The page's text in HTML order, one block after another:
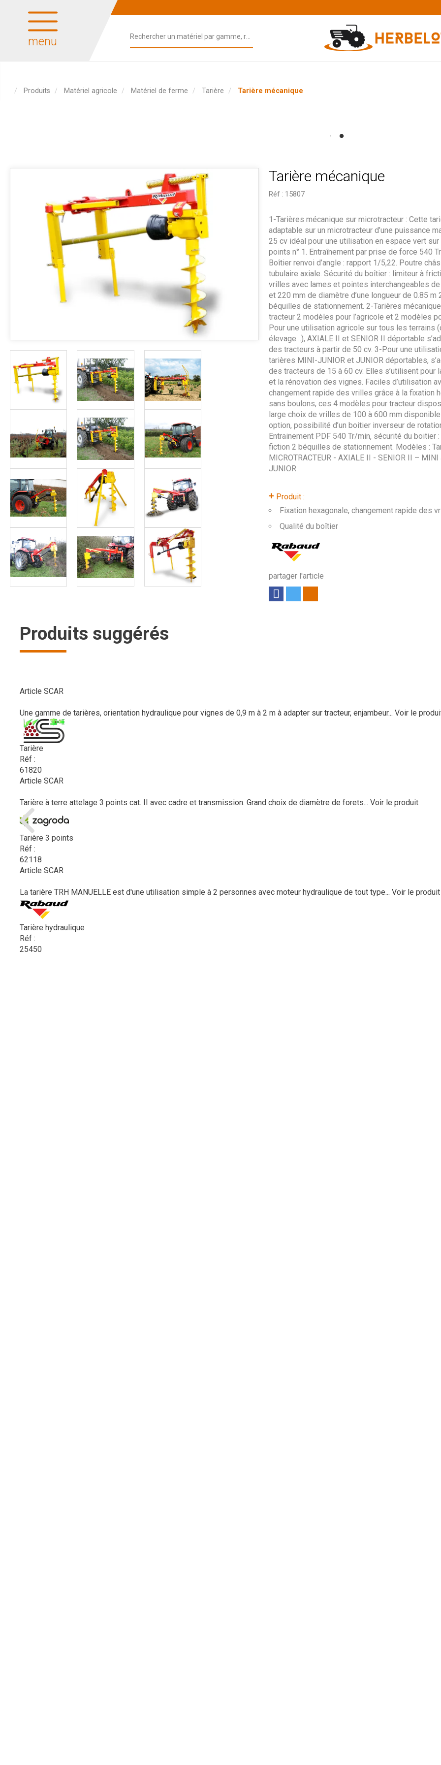
menu
Produits Matériel agricole Matériel de ferme Tarière Tarière mécanique
Tarière mécanique
Réf : 15807
+ Produit :
Fixation hexagonale, changement rapide des
Qualité du boîtier
partager l'article
1-Tarières mécanique sur microtracteur : Cette
adaptable sur un microtracteur d’une puissance
25 cv idéal pour une utilisation en espace vert
points n° 1. Entraînement par prise de force 540
Boîtier renvoi d’angle : rapport 1/5,22. Poutre
tubulaire axiale. Sécurité du boîtier : limiteur à
vrilles avec lames et pointes interchangeables
et 220 mm de diamètre d’une longueur de 0.85 m
béquilles de stationnement. 2-Tarières
tracteur 2 modèles pour l’agricole et 2 modèles
Pour une utilisation agricole sur tous les terrains
élevage…), AXIALE II et SENIOR II déportable
des tracteurs à partir de 50 cv. 3-Pour une
tarières MINI-JUNIOR et JUNIOR déportables,
des tracteurs de 15 à 60 cv. Elles s’utilisent pour
et la rénovation des vignes. Faciles d’utilisation
changement rapide des vrilles grâce à la fixation
sans boulons, ces 4 modèles pour tracteur
large choix de vrilles de 100 à 600 mm
option, possibilité d’un boitier inverseur de
Entrainement PDF 540 Tr/min, sécurité du boitier
fiction 2 béquilles de stationnement. Modèles :
MICROTRACTEUR - AXIALE II - SENIOR II – MINI
JUNIOR
Produits suggérés
Article SCAR
Une gamme de tarières, orientation hydraulique pour vignes de 0,9 m à 2 m à adapter sur tracteur, enjambeur... Voir le
Tarière
Réf :
61820
Article SCAR
Tarière à terre attelage 3 points cat. II avec cadre et transmission. Grand choix de diamètre de forets... Voir le produit
Tarière 3 points
Réf :
62118
Article SCAR
La tarière TRH MANUELLE est d'une utilisation simple à 2 personnes avec moteur hydraulique de tout type... Voir le produit
Tarière hydraulique
Réf :
25450